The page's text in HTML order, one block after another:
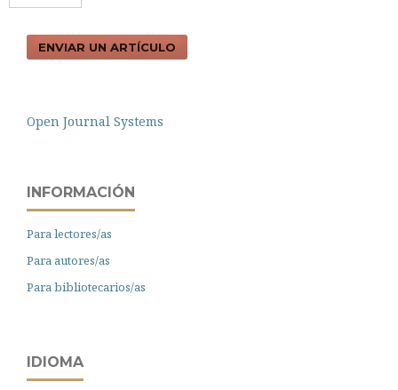
ENVIAR UN ARTÍCULO
Open Journal Systems
INFORMACIÓN
Para lectores/as
Para autores/as
Para bibliotecarios/as
IDIOMA